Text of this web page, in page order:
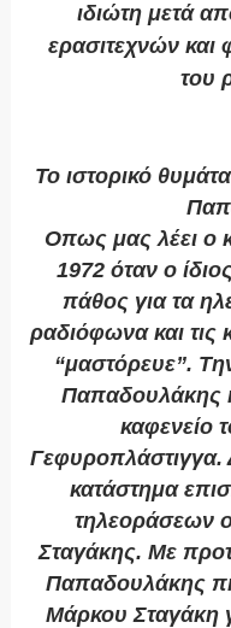
ιδιώτη μετά
ερασιτεχνών και
του
Το ιστορικό
Οπως μας λέει ο
1972 όταν ο
πάθος για τα
ραδιόφωνα και τις
“μαστόρευε”.
Παπαδουλάκης
καφενείο
Γεφυροπλάστιγγα.
κατάστημα
τηλεοράσεων
Σταγάκης. Με
Παπαδουλάκης
Μάρκου Σταγάκη